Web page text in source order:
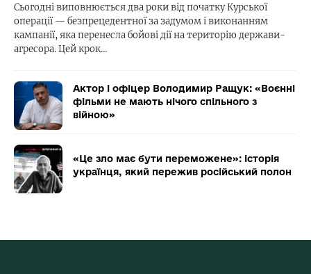
Сьогодні виповнюється два роки від початку Курської
операції — безпрецедентної за задумом і виконанням
кампанії, яка перенесла бойові дії на територію держави-
агресора. Цей крок…
Актор і офіцер Володимир Ращук: «Воєнні
фільми не мають нічого спільного з
війною»
«Це зло має бути переможене»: історія
українця, який пережив російський полон